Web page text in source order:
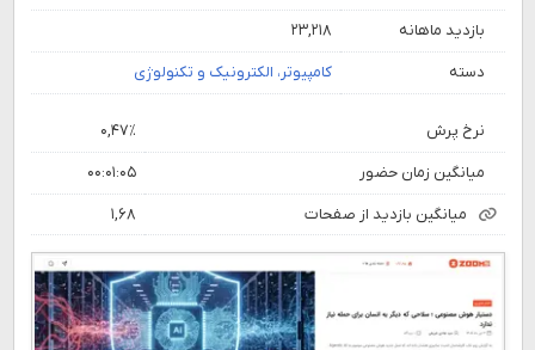
بازدید ماهانه ۲۳,۲۱۸
دسته کامپیوتر، الکترونیک و تکنولوژی
نرخ پرش ۰,۴۷٪
میانگین زمان حضور ۰۰:۰۱:۰۵
میانگین بازدید از صفحات ۱,۶۸